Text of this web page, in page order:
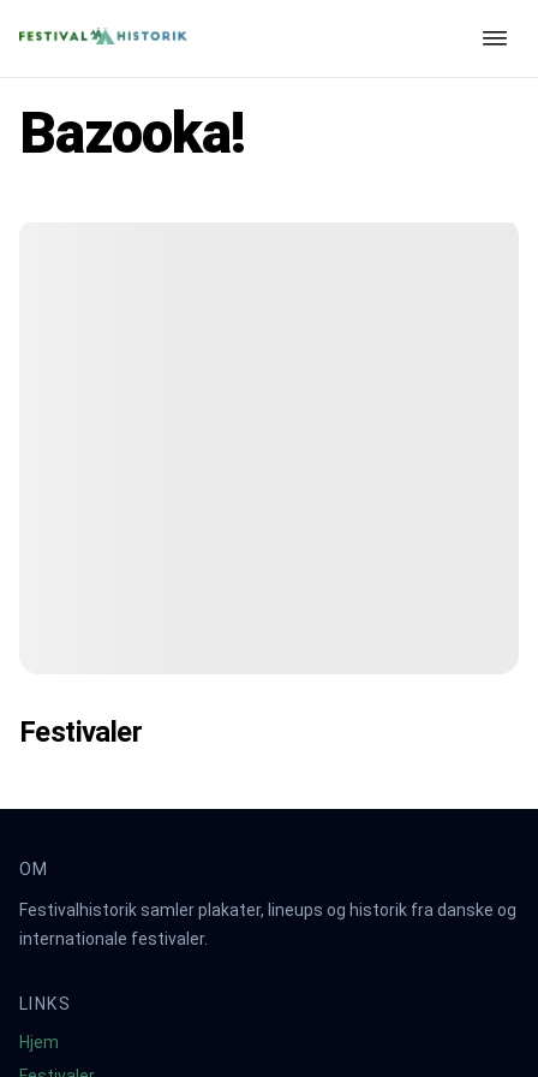
Bazooka!
Festivaler
OM
Festivalhistorik samler plakater, lineups og historik fra danske og
internationale festivaler.
LINKS
Hjem